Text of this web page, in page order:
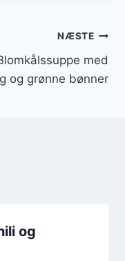
NÆSTE
med
og grønne bønner
og